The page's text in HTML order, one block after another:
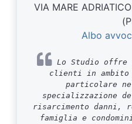
VIA MARE
Albo
Lo Studio offre
clienti in
particolare
specializzazione
risarcimento danni,
famiglia e